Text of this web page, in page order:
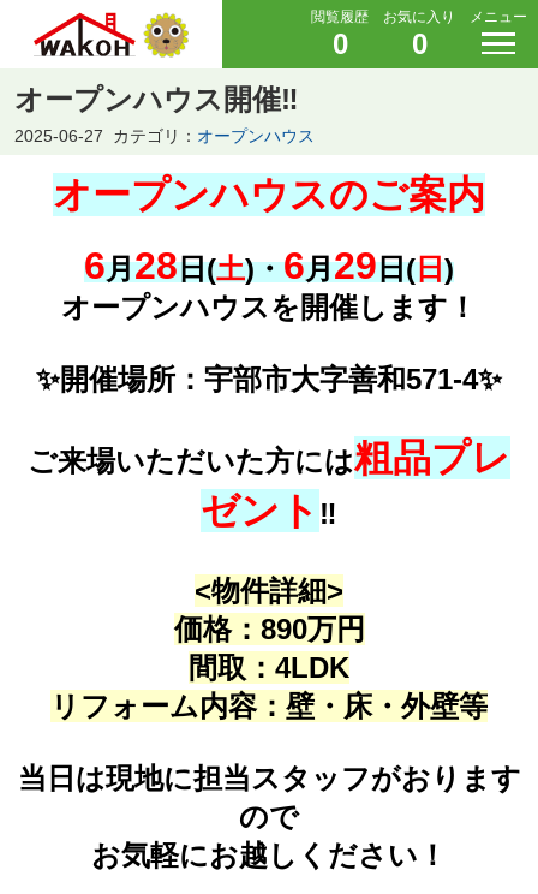
閲覧履歴
0
お気に入り
0
メニュー
オープンハウス開催‼
2025-06-27 カテゴリ： オープンハウス
オープンハウスのご案内
6月28日(土)・6月29日(日)
オープンハウスを開催します！
✨開催場所：宇部市大字善和571-4✨
ご来場いただいた方には粗品プレ
ゼント ‼
<物件詳細>
価格：890万円
間取：4LDK
リフォーム内容：壁・床・外壁等
当日は現地に担当スタッフがおります
ので
お気軽にお越しください！